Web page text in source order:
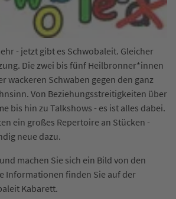
- jetzt gibt es Schwobaleit. Gleicher
Die zwei bis fünf Heilbronner*innen
wackeren Schwaben gegen den ganz
Von Beziehungsstreitigkeiten über
bis hin zu Talkshows - es ist alles dabei.
ein großes Repertoire an Stücken -
neue dazu.
machen Sie sich ein Bild von den
Informationen finden Sie auf der
Kabarett.